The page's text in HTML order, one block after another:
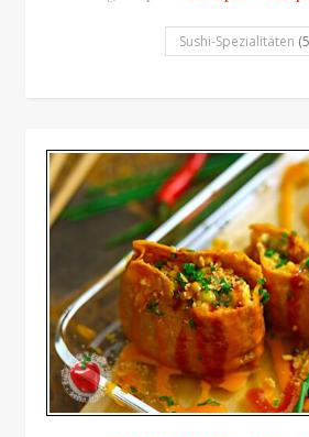
Sushi-Spezialitäten